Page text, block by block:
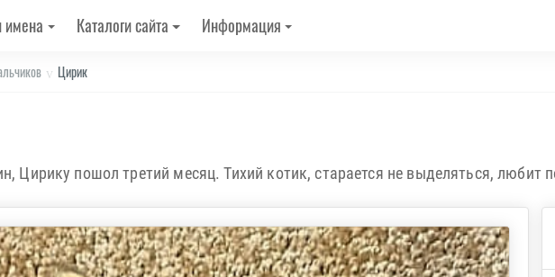
имена Каталоги сайта Информация
Цирик
Цирику пошол третий месяц. Тихий котик, старается не выделяться, любит